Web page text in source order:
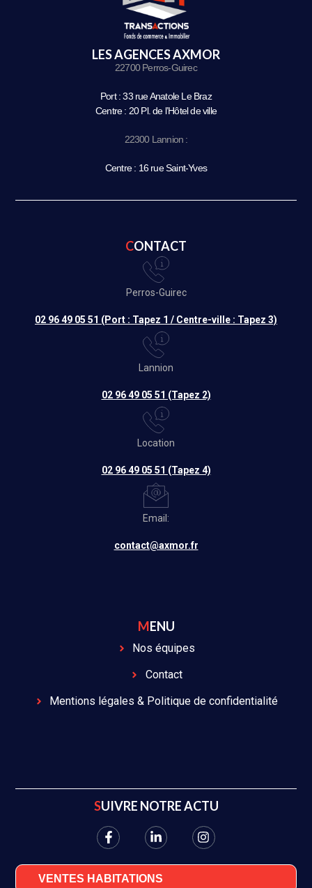
LES AGENCES AXMOR
22700 Perros-Guirec
Port : 33 rue Anatole Le Braz
Centre : 20 Pl. de l’Hôtel de ville
22300 Lannion :
Centre : 16 rue Saint-Yves
CONTACT
Perros-Guirec
02 96 49 05 51 (Port : Tapez 1 / Centre-ville : Tapez 3)
Lannion
02 96 49 05 51 (Tapez 2)
Location
02 96 49 05 51 (Tapez 4)
Email:
contact@axmor.fr
MENU
Nos équipes
Contact
Mentions légales & Politique de confidentialité
SUIVRE NOTRE ACTU
VENTES HABITATIONS